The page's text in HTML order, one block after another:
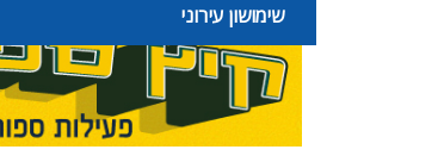
שימושון עירוני
פרסומת